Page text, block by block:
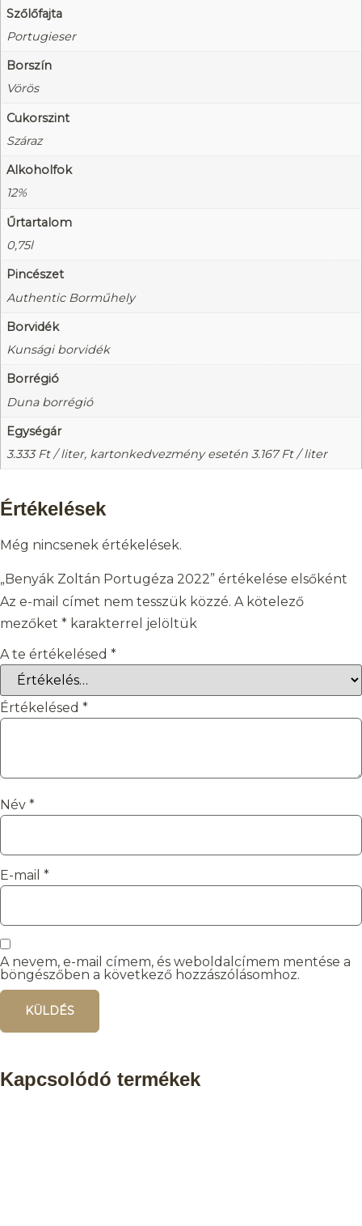
Szőlőfajta
Portugieser
Borszín
Vörös
Cukorszint
Száraz
Alkoholfok
12%
Űrtartalom
0,75l
Pincészet
Authentic Borműhely
Borvidék
Kunsági borvidék
Borrégió
Duna borrégió
Egységár
3.333Ft/ liter, kartonkedvezmény esetén3.167Ft/ liter
Értékelések
Még nincsenek értékelések.
„Benyák Zoltán Portugéza 2022” értékelése elsőként
Az e-mail címet nem tesszük közzé. A kötelező
mezőket * karakterrel jelöltük
A te értékelésed *
Értékelésed *
Név *
E-mail *
A nevem, e-mail címem, és weboldalcímem mentése a
böngészőben a következő hozzászólásomhoz.
Kapcsolódó termékek